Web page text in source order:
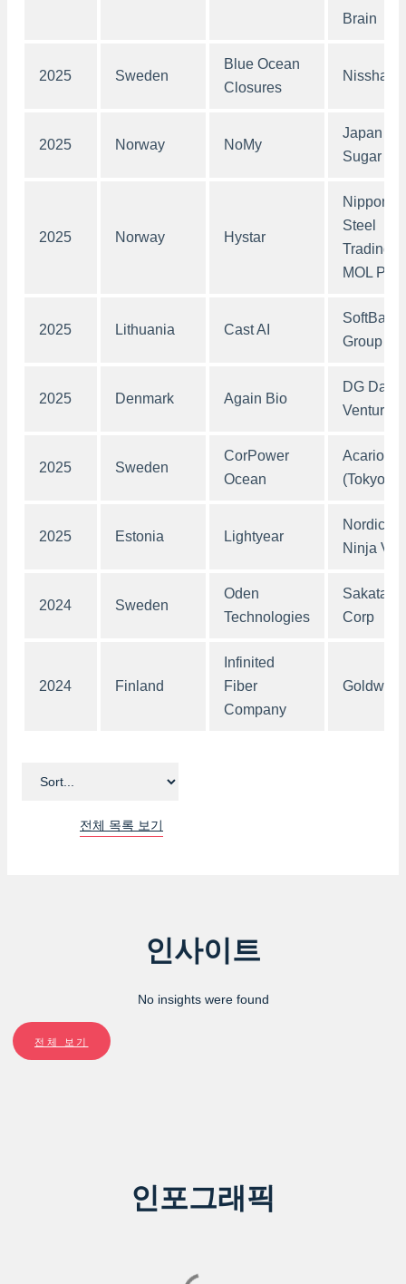
Brain
2025 Sweden
Blue Ocean
Closures
Nissha
2025 Norway NoMy
Japan
Sugar
2025 Norway Hystar
Nippon
Steel
Trading,
MOL
2025 Lithuania Cast AI
SoftBank
Group
2025 Denmark Again Bio
DG
Ventures
2025 Sweden
CorPower
Ocean
Acario
(Tokyo
2025 Estonia Lightyear
Nordic
Ninja VC
2024 Sweden
Oden
Technologies
Sakata
Corp
2024 Finland
Infinited
Fiber
Company
Goldwin
전체 목록 보기
인사이트
No insights were found
전체 보기
인포그래픽